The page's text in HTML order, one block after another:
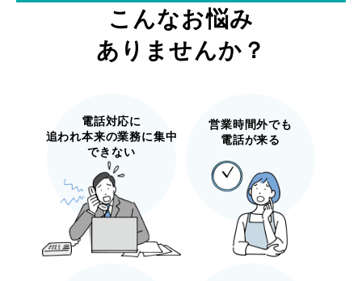
こんなお悩み
ありませんか？
電話対応に
追われ本来の業務に集中
できない
営業時間外でも
電話が来る